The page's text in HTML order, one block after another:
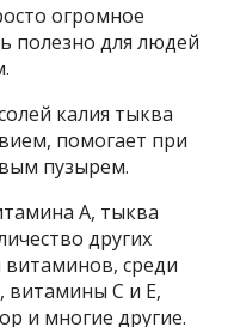
огромное
полезно для людей
калия тыква
помогает при
пузырем.
А, тыква
других
среди
витамины С и Е,
и многие другие.